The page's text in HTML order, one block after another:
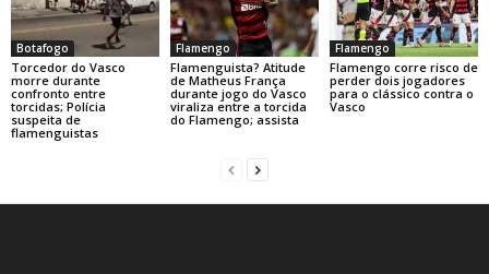
Botafogo
Torcedor do Vasco
morre durante
confronto entre
torcidas; Polícia
suspeita de
flamenguistas
Flamengo
Flamenguista? Atitude
de Matheus França
durante jogo do Vasco
viraliza entre a torcida
do Flamengo; assista
Flamengo
Flamengo corre risco de
perder dois jogadores
para o clássico contra o
Vasco